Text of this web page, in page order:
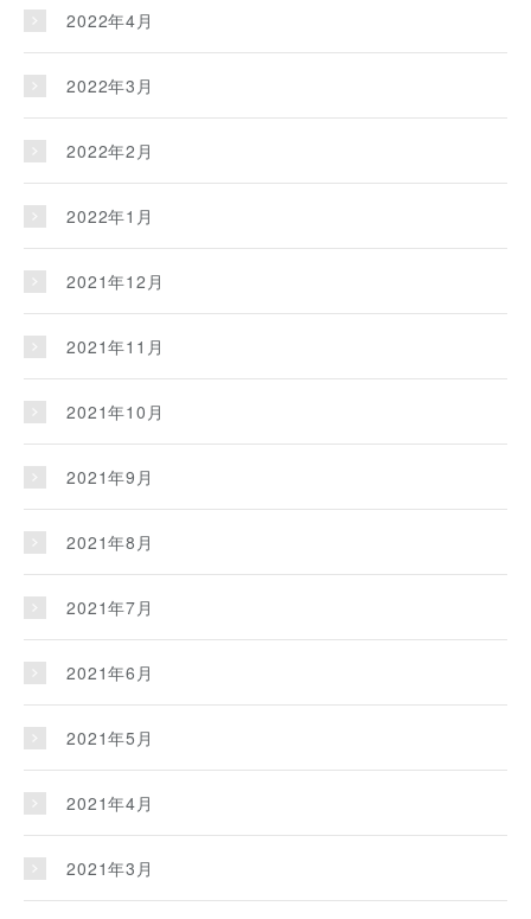
2022年4月
2022年3月
2022年2月
2022年1月
2021年12月
2021年11月
2021年10月
2021年9月
2021年8月
2021年7月
2021年6月
2021年5月
2021年4月
2021年3月